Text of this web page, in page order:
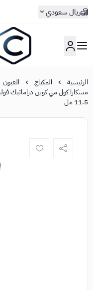
ريال سعودي
كلاسيكا
الرئيسية المكياج
العيون
مسكارا كول مي كوين دراماتيك
11.5 مل